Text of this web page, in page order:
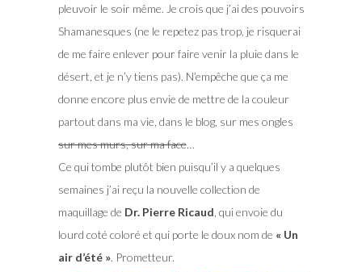
pleuvoir le soir même. Je crois que j’ai des pouvoirs
Shamanesques (ne le repetez pas trop, je risquerai
de me faire enlever pour faire venir la pluie dans le
désert, et je n’y tiens pas). N’empêche que ça me
donne encore plus envie de mettre de la couleur
partout dans ma vie, dans le blog, sur mes ongles
sur mes murs, sur ma face…
Ce qui tombe plutôt bien puisqu’il y a quelques
semaines j’ai reçu la nouvelle collection de
maquillage de Dr. Pierre Ricaud , qui envoie du
lourd coté coloré et qui porte le doux nom de « Un
air d’été ». Prometteur.